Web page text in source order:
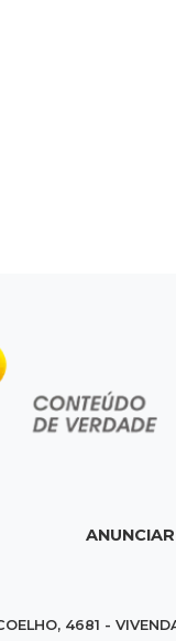
ANUNCIAR
4681 -